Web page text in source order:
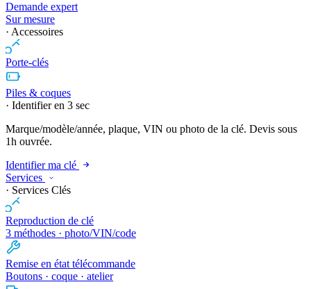
Demande expert
Sur mesure
· Accessoires
Porte-clés
Piles & coques
· Identifier en 3 sec
Marque/modèle/année, plaque, VIN ou photo de la clé. Devis sous
1h ouvrée.
Identifier ma clé
Services
· Services Clés
Reproduction de clé
3 méthodes · photo/VIN/code
Remise en état télécommande
Boutons · coque · atelier